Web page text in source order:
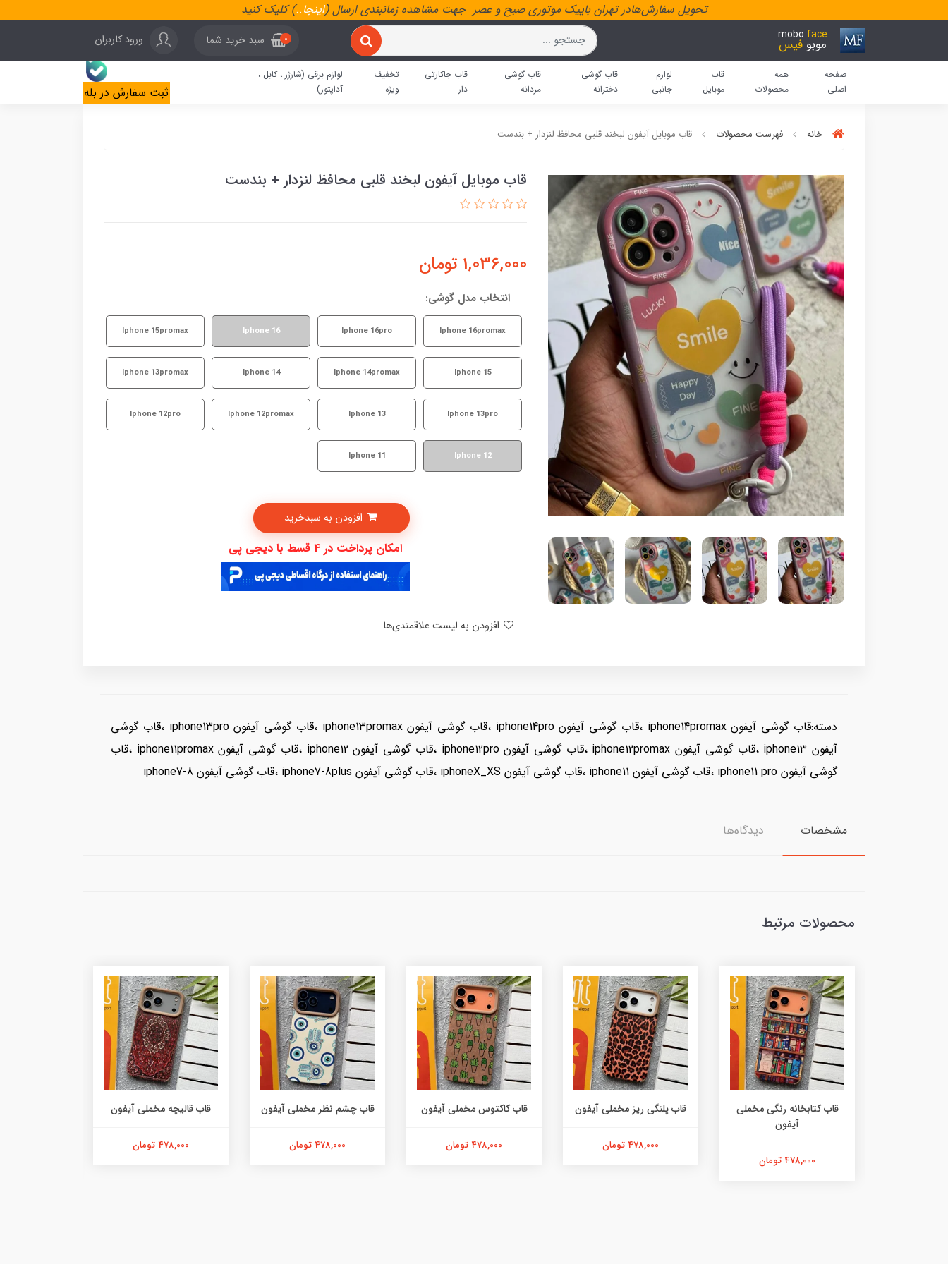
تحویل سفارش‌هادر تهران باپیک موتوری صبح و عصر جهت مشاهده زمانبندی ارسال (اینجا..) کلیک کنید
mobo face
موبو فیس 0 سبد خرید شما ورود کاربران
صفحه
اصلی
همه
محصولات
قاب
موبایل
لوازم
جانبی
قاب گوشی
دخترانه
قاب گوشی
مردانه
قاب جاکارتی
دار
تخفیف
ویژه
لوازم برقی (شارژر ، کابل ،
آداپتور)
ثبت سفارش در بله
خانه فهرست محصولات قاب موبایل آیفون لبخند قلبی محافظ لنزدار + بندست
قاب موبایل آیفون لبخند قلبی محافظ لنزدار + بندست
1,036,000 تومان
انتخاب مدل گوشی:
Iphone 16promax
Iphone 16pro
Iphone 16
Iphone 15promax
Iphone 15
Iphone 14promax
Iphone 14
Iphone 13promax
Iphone 13pro
Iphone 13
Iphone 12promax
Iphone 12pro
Iphone 12
Iphone 11
امکان پرداخت در 4 قسط با دیجی پی
دسته:قاب گوشی آیفون iphone14promax ،قاب گوشی آیفون iphone14pro ،قاب گوشی آیفون iphone13promax ،قاب گوشی آیفون iphone13pro ،قاب گوشی
آیفون iphone13 ،قاب گوشی آیفون iphone12promax ،قاب گوشی آیفون iphone12pro ،قاب گوشی آیفون iphone12 ،قاب گوشی آیفون iphone11promax ،قاب
گوشی آیفون iphone11 pro ،قاب گوشی آیفون iphone11 ،قاب گوشی آیفون iphoneX_XS ،قاب گوشی آیفون iphone7-8plus ،قاب گوشی آیفون iphone7-8
مشخصات دیدگاه‌ها
محصولات مرتبط
قاب کتابخانه رنگی مخملی
آیفون
478,000 تومان
قاب پلنگی ریز مخملی آیفون
478,000 تومان
قاب کاکتوس مخملی آیفون
478,000 تومان
قاب چشم نظر مخملی آیفون
478,000 تومان
قاب قالیچه مخملی آیفون
478,000 تومان